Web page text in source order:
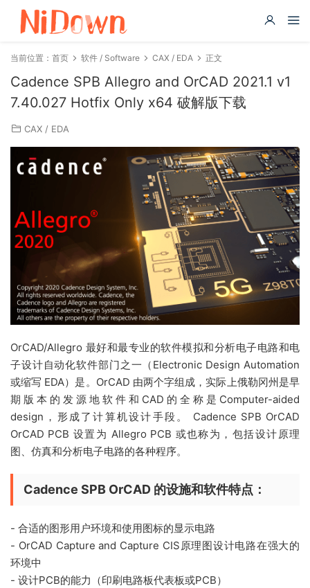
当前位置： 首页 软件 / Software CAX / EDA 正文
Cadence SPB Allegro and OrCAD 2021.1 v1
7.40.027 Hotfix Only x64 破解版下载
CAX / EDA
OrCAD/Allegro 最好和最专业的软件模拟和分析电子电路和电
子设计自动化软件部门之一（Electronic Design Automation
或缩写 EDA）是。OrCAD 由两个字组成，实际上俄勒冈州是早
期版本的发源地软件和CAD的全称是Computer-aided
design，形成了计算机设计手段。 Cadence SPB OrCAD
OrCAD PCB 设置为 Allegro PCB 或也称为，包括设计原理
图、仿真和分析电子电路的各种程序。
Cadence SPB OrCAD 的设施和软件特点：
- 合适的图形用户环境和使用图标的显示电路
- OrCAD Capture and Capture CIS原理图设计电路在强大的
环境中
- 设计PCB的能力（印刷电路板代表板或PCB）